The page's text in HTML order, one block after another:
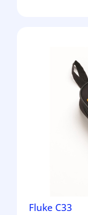
Fluke C33